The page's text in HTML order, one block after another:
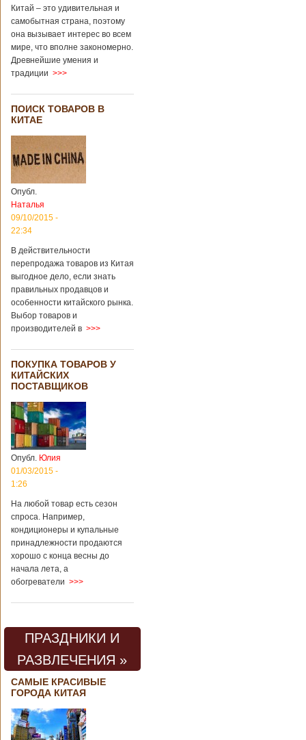
Китай – это удивительная и
самобытная страна, поэтому
она вызывает интерес во всем
мире, что вполне закономерно.
Древнейшие умения и
традиции >>>
ПОИСК ТОВАРОВ В
КИТАЕ
Опубл.
Наталья
09/10/2015 -
22:34
В действительности
перепродажа товаров из Китая
выгодное дело, если знать
правильных продавцов и
особенности китайского рынка.
Выбор товаров и
производителей в >>>
ПОКУПКА ТОВАРОВ У
КИТАЙСКИХ
ПОСТАВЩИКОВ
Опубл. Юлия
01/03/2015 -
1:26
На любой товар есть сезон
спроса. Например,
кондиционеры и купальные
принадлежности продаются
хорошо с конца весны до
начала лета, а
обогреватели >>>
ПРАЗДНИКИ И
РАЗВЛЕЧЕНИЯ »
САМЫЕ КРАСИВЫЕ
ГОРОДА КИТАЯ